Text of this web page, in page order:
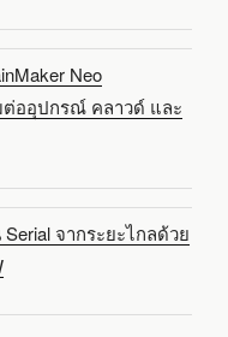
Neo
ต่ออุปกรณ์ คลาวด์ และ
จากระยะไกลด้วย